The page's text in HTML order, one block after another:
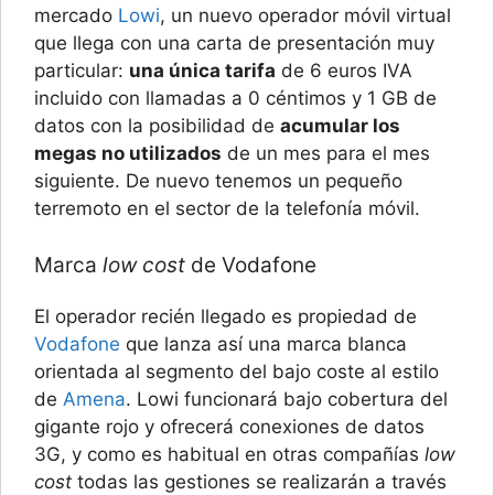
mercado Lowi, un nuevo operador móvil virtual
que llega con una carta de presentación muy
particular: una única tarifa de 6 euros IVA
incluido con llamadas a 0 céntimos y 1 GB de
datos con la posibilidad de acumular los
megas no utilizados de un mes para el mes
siguiente. De nuevo tenemos un pequeño
terremoto en el sector de la telefonía móvil.
Marca low cost de Vodafone
El operador recién llegado es propiedad de
Vodafone que lanza así una marca blanca
orientada al segmento del bajo coste al estilo
de Amena. Lowi funcionará bajo cobertura del
gigante rojo y ofrecerá conexiones de datos
3G, y como es habitual en otras compañías low
cost todas las gestiones se realizarán a través